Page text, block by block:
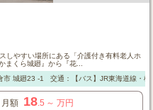
しやすい場所にある「介護付き有料老人ホ
まくら城廻』から『花...
市城廻23 -1 交通：【バス】JR東海道線・
月額 18.5 ～ 万円